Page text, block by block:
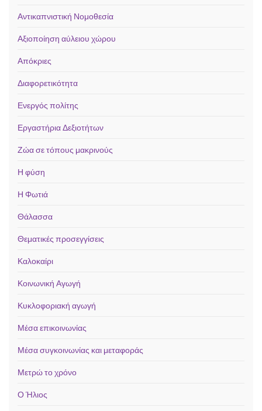
Αντικαπνιστική Νομοθεσία
Αξιοποίηση αύλειου χώρου
Απόκριες
Διαφορετικότητα
Ενεργός πολίτης
Εργαστήρια Δεξιοτήτων
Ζώα σε τόπους μακρινούς
Η φύση
Η Φωτιά
Θάλασσα
Θεματικές προσεγγίσεις
Καλοκαίρι
Κοινωνική Αγωγή
Κυκλοφοριακή αγωγή
Μέσα επικοινωνίας
Μέσα συγκοινωνίας και μεταφοράς
Μετρώ το χρόνο
Ο Ήλιος